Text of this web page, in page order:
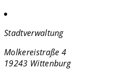
Stadtverwaltung
Molkereistraße 4
19243 Wittenburg